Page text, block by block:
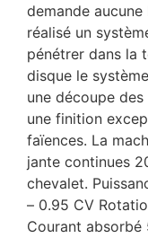
demande
réalisé un
pénétrer dans la
disque le
une découpe
une finition
faïences. La
jante continues
chevalet.
– 0.95 CV
Courant absorbé